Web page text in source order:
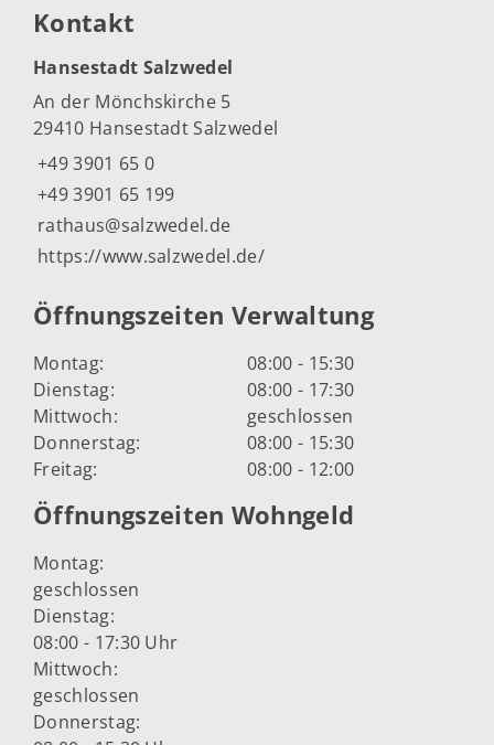
Kontakt
Hansestadt Salzwedel
An der Mönchskirche 5
29410 Hansestadt Salzwedel
+49 3901 65 0
+49 3901 65 199
rathaus@salzwedel.de
https://www.salzwedel.de/
Öffnungszeiten Verwaltung
Montag:
08:00 - 15:30
Dienstag:
08:00 - 17:30
Mittwoch:
geschlossen
Donnerstag:
08:00 - 15:30
Freitag:
08:00 - 12:00
Öffnungszeiten Wohngeld
Montag:
geschlossen
Dienstag:
08:00 - 17:30 Uhr
Mittwoch:
geschlossen
Donnerstag: